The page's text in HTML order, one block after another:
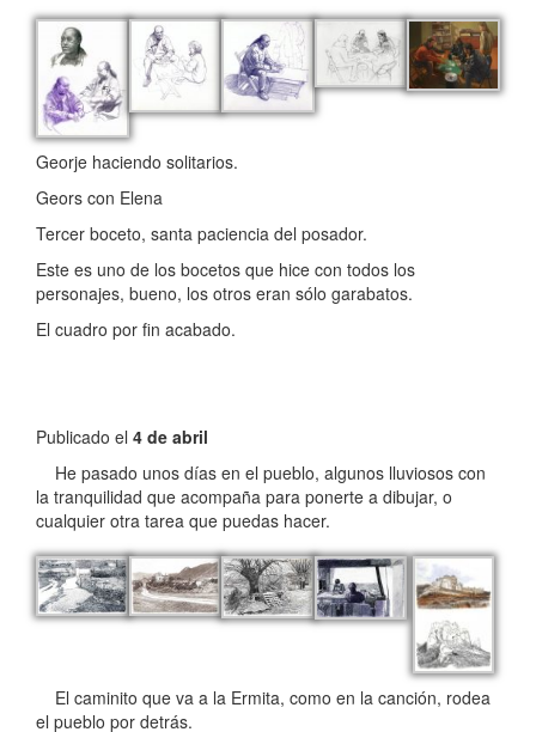
Georje haciendo solitarios.
Geors con Elena
Tercer boceto, santa paciencia del posador.
Este es uno de los bocetos que hice con todos los
personajes, bueno, los otros eran sólo garabatos.
El cuadro por fin acabado.
Publicado el 4 de abril
He pasado unos días en el pueblo, algunos lluviosos con
la tranquilidad que acompaña para ponerte a dibujar, o
cualquier otra tarea que puedas hacer.
El caminito que va a la Ermita, como en la canción, rodea
el pueblo por detrás.